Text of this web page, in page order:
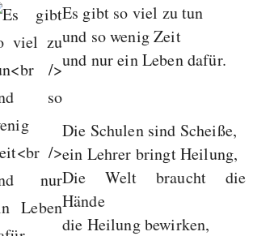
Es gibt so viel zu tun
und so wenig Zeit
und nur ein Leben dafür.
Die Schulen sind Scheiße,
ein Lehrer bringt Heilung,
Die Welt braucht die
Hände
die Heilung bewirken,